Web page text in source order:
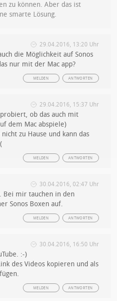
zu können. Aber das ist
smarte Lösung.
29.04.2016, 13:20 Uhr
die Möglichkeit auf Sonos
nur mit der Mac app?
ANTWORTEN
MELDEN
29.04.2016, 15:37 Uhr
ob das auch mit
dem Mac abspiele)
zu Hause und kann das
ANTWORTEN
MELDEN
30.04.2016, 02:47 Uhr
Bei mir tauchen in den
Sonos Boxen auf.
ANTWORTEN
MELDEN
30.04.2016, 16:50 Uhr
:-)
des Videos kopieren und als
ANTWORTEN
MELDEN